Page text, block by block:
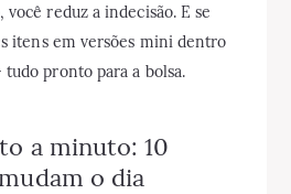
você reduz a indecisão. E se
itens em versões mini dentro
pronto para a bolsa.
a minuto: 10
o dia